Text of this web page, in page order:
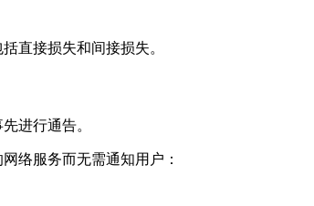
直接损失和间接损失。
进行通告。
络服务而无需通知用户：